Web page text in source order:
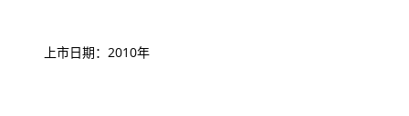
上市日期：2010年